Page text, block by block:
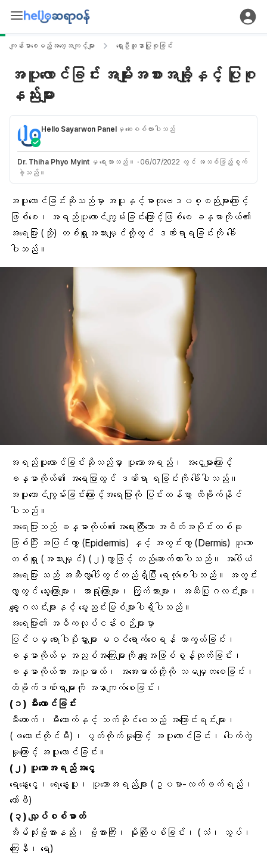
ကျန်းမာစေမည့်အလေ့အကျင့်များ ရှေးဦးသူနာပြုစုခြင်း
အပူလောင်ခြင်း အမျိုးအစားအချို့နှင့် ပြုစု
နည်းများ
Hello Sayarwon Panelမှ ဆေးစစ်ထားပါသည်
Dr. Thiha Phyo Myintမှ ရေးသားသည်။ · 06/07/2022 တွင် အသစ်ဖြည့်စွက်
ခဲ့သည်။
အပူလောင်ခြင်း ဆိုသည်မှာ အပူနှင့်ဓာတုဗေဒပစ္စည်းများကြောင့်
ဖြစ်စေ၊ အရည်ပူလောင်ကျွမ်းခြင်းကြောင့်ဖြစ်စေ ခန္ဓာကိုယ်၏
အရေပြား (သို့) တစ်ရှူးအသားမျှင်တို့တွင် ဒဏ်ရာရခြင်းကို ခေါ်
ပါသည်။
အရည်ပူလောင်ခြင်းဆိုသည်မှာ ပူသောအရည်၊ အငွေ့များကြောင့်
ခန္ဓာကိုယ်၏ အရေပြားတွင် ဒဏ်ရာ ရခြင်းကို ခေါ်ပါသည်။
အပူလောင်ကျွမ်းခြင်းကြောင့်အရေပြားကို ပြင်းထန်စွာ ထိခိုက်နိုင်
ပါသည်။
အရေပြားသည် ခန္ဓာကိုယ်၏အရေးကြီးသော အစိတ်အပိုင်းတစ်ခု
ဖြစ်ပြီး အပြင်လွှာ (Epidermis) နှင့် အတွင်းလွှာ (Dermis) ဟူသော
တစ်ရှူး (အသားမျှင်) (၂)လွှာဖြင့် တည်ဆောက်ထားပါသည်။ အပေါ်ယံ
အရေပြား သည် အဆီလွှာပေါ်တွင်တည်ရှိပြီး ရေလုံစေပါသည်။ အတွင်း
လွှာတွင် သွေးကြောများ၊ အာရုံကြောများ၊ ကြွက်သားများ၊ အဆီပြုဂလင်းများ၊
ချွေးဂလင်းများနှင့် မွေးညင်းမြစ်များပါရှိပါသည်။
အရေပြား၏ အဓိကလုပ်ငန်းစဉ်များမှာ
ပြင်ပမှ ရောဂါပိုးမွှားများ မဝင်ရောက်စေရန် ကာကွယ်ခြင်း၊
ခန္ဓာကိုယ်မှ အညစ်အကြေးများကို ချွေးအဖြစ်စွန့်ထုတ်ခြင်း၊
ခန္ဓာကိုယ်အား အပူဓာတ်၊ အအေးဓာတ်တို့ကို သမမျှတစေခြင်း၊
ထိခိုက်ဒဏ်ရာများကို အနာကျက်စေခြင်း၊
(၁) မီးလောင်ခြင်း
မီးတောက်၊ မီးတောက်နှင့် သက်ဆိုင်စေသည့် အကြောင်းရင်းများ၊
(ဖယောင်းတိုင်မီး)၊ ပွတ်တိုက်မှုကြောင့် အပူလောင်ခြင်း၊ ပေါက်ကွဲ
မှုကြောင့် အပူလောင်ခြင်း။
(၂) ပူသောအရည်အငွေ့
ရေနွေးငွေ့၊ ရေနွေးပူ၊ ပူသောအရည်များ (ဥပမာ-လက်ဖက်ရည်၊
ကော်ဖီ)
(၃) လျှပ်စစ်ဓာတ်
အိမ်သုံးဗို့အားနည်း၊ ဗို့အားကြီး၊ မိုးကြိုးပစ်ခြင်း၊ (သံ၊ သွပ်၊
ကြေးနီ၊ ရေ)